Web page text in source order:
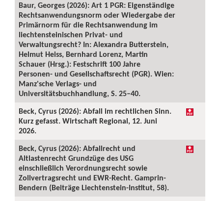
Baur, Georges (2026): Art 1 PGR: Eigenständige
Rechtsanwendungsnorm oder Wiedergabe der
Primärnorm für die Rechtsanwendung im
liechtensteinischen Privat- und
Verwaltungsrecht? In: Alexandra Butterstein,
Helmut Heiss, Bernhard Lorenz, Martin
Schauer (Hrsg.): Festschrift 100 Jahre
Personen- und Gesellschaftsrecht (PGR). Wien:
Manz'sche Verlags- und
Universitätsbuchhandlung, S. 25–40.
Beck, Cyrus (2026): Abfall im rechtlichen Sinn.
Kurz gefasst. Wirtschaft Regional, 12. Juni
2026.
Beck, Cyrus (2026): Abfallrecht und
Altlastenrecht Grundzüge des USG
einschließlich Verordnungsrecht sowie
Zollvertragsrecht und EWR-Recht. Gamprin-
Bendern (Beiträge Liechtenstein-Institut, 58).